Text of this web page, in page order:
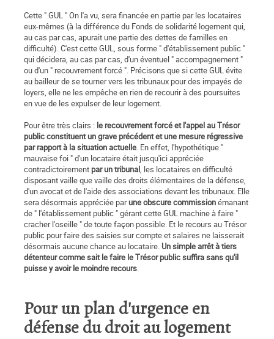
Cette " GUL " On l'a vu, sera financée en partie par les locataires
eux-mêmes (à la différence du Fonds de solidarité logement qui,
au cas par cas, apurait une partie des dettes de familles en
difficulté). C'est cette GUL, sous forme " d'établissement public "
qui décidera, au cas par cas, d'un éventuel " accompagnement "
ou d'un " recouvrement forcé ". Précisons que si cette GUL évite
au bailleur de se tourner vers les tribunaux pour des impayés de
loyers, elle ne les empêche en rien de recourir à des poursuites
en vue de les expulser de leur logement.
Pour être très clairs : le recouvrement forcé et l'appel au Trésor
public constituent un grave précédent et une mesure régressive
par rapport à la situation actuelle. En effet, l'hypothétique "
mauvaise foi " d'un locataire était jusqu'ici appréciée
contradictoirement par un tribunal, les locataires en difficulté
disposant vaille que vaille des droits élémentaires de la défense,
d'un avocat et de l'aide des associations devant les tribunaux. Elle
sera désormais appréciée parune obscure commissionémanant
de " l'établissement public " gérant cette GUL machine à faire "
cracher l'oseille " de toute façon possible. Et le recours au Trésor
public pour faire des saisies sur compte et salaires ne laisserait
désormais aucune chance au locataire. Un simple arrêt à tiers
détenteur comme sait le faire le Trésor public suffira sans qu'il
puisse y avoir le moindre recours.
Pour un plan d'urgence en
défense du droit au logement